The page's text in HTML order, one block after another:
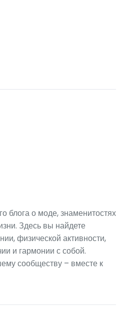
блога о моде, знаменитостях
Здесь вы найдете
физической активности,
и гармонии с собой.
сообществу – вместе к